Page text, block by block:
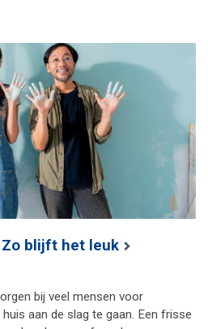
Zo blijft het leuk
bij veel mensen voor
aan de slag te gaan. Een frisse